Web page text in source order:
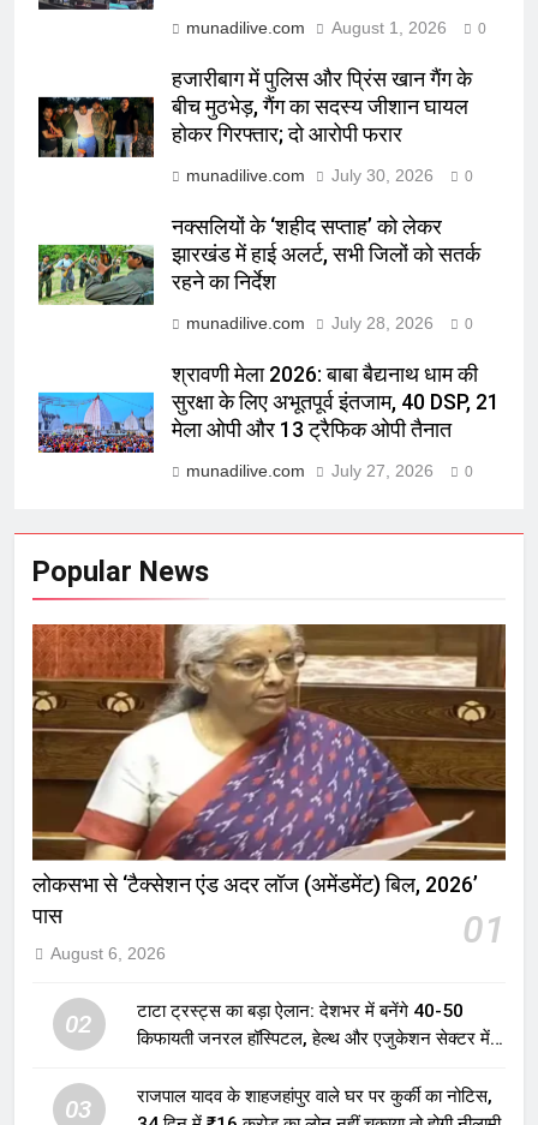
munadilive.com August 1, 2026 0
हजारीबाग में पुलिस और प्रिंस खान गैंग के
बीच मुठभेड़, गैंग का सदस्य जीशान घायल
होकर गिरफ्तार; दो आरोपी फरार
munadilive.com July 30, 2026 0
नक्सलियों के ‘शहीद सप्ताह’ को लेकर
झारखंड में हाई अलर्ट, सभी जिलों को सतर्क
रहने का निर्देश
munadilive.com July 28, 2026 0
श्रावणी मेला 2026: बाबा बैद्यनाथ धाम की
सुरक्षा के लिए अभूतपूर्व इंतजाम, 40 DSP, 21
मेला ओपी और 13 ट्रैफिक ओपी तैनात
munadilive.com July 27, 2026 0
Popular News
लोकसभा से ‘टैक्सेशन एंड अदर लॉज (अमेंडमेंट) बिल, 2026’
पास
01
August 6, 2026
02
टाटा ट्रस्ट्स का बड़ा ऐलान: देशभर में बनेंगे 40-50
किफायती जनरल हॉस्पिटल, हेल्थ और एजुकेशन सेक्टर में
03
राजपाल यादव के शाहजहांपुर वाले घर पर कुर्की का नोटिस,